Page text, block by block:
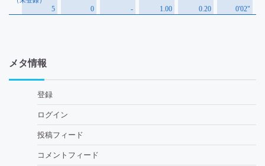
メタ情報
登録
ログイン
投稿フィード
コメントフィード